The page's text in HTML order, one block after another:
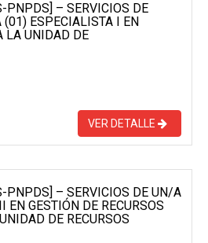
PNPDS] – SERVICIOS DE
ESPECIALISTA I EN
LA UNIDAD DE
VER DETALLE
PNPDS] – SERVICIOS DE UN/A
GESTIÓN DE RECURSOS
DE RECURSOS